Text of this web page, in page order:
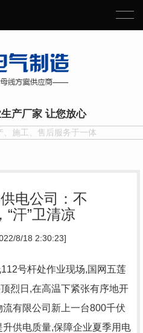
产厂家 让您放心
、施工、售后服务于一体
电公司：不
“汗”卫清凉
8/18 2:30:23]
号杆处作业现场,国网五莲
烈日,在高温下紧张有序地开
有限公司新上一台800千伏
供电质量,保障企业夏季用电